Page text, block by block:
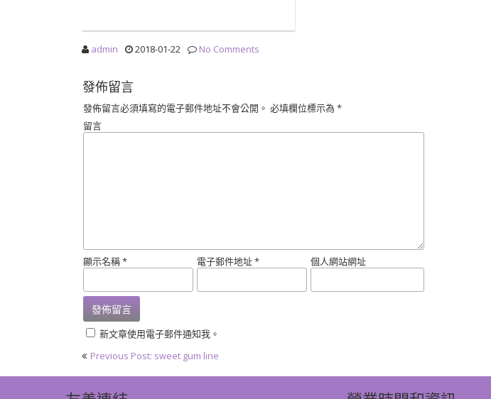
admin 2018-01-22 No Comments
發佈留言
發佈留言必須填寫的電子郵件地址不會公開。 必填欄位標示為*
留言
顯示名稱* 電子郵件地址* 個人網站網址
新文章使用電子郵件通知我。
文
章
Previous Post: sweet gum line